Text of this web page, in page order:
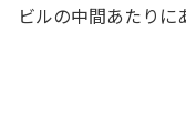
ビルの中間あたりに